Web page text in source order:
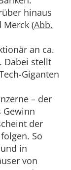
hinaus
Merck (Abb.
an ca.
Dabei stellt
Giganten
– der
Gewinn
der
So
in
von